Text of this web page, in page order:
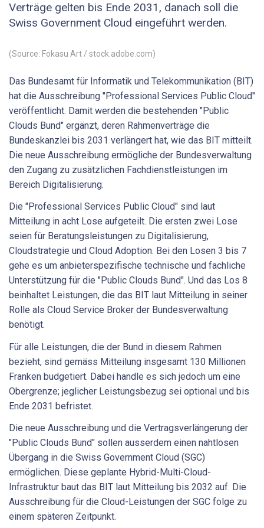
Verträge gelten bis Ende 2031, danach soll die
Swiss Government Cloud eingeführt werden.
(Source: Fokasu Art / stock.adobe.com)
Das Bundesamt für Informatik und Telekommunikation (BIT)
hat die Ausschreibung "Professional Services Public Cloud"
veröffentlicht. Damit werden die bestehenden "Public
Clouds Bund" ergänzt, deren Rahmenverträge die
Bundeskanzlei bis 2031 verlängert hat, wie das BIT mitteilt.
Die neue Ausschreibung ermögliche der Bundesverwaltung
den Zugang zu zusätzlichen Fachdienstleistungen im
Bereich Digitalisierung.
Die "Professional Services Public Cloud" sind laut
Mitteilung in acht Lose aufgeteilt. Die ersten zwei Lose
seien für Beratungsleistungen zu Digitalisierung,
Cloudstrategie und Cloud Adoption. Bei den Losen 3 bis 7
gehe es um anbieterspezifische technische und fachliche
Unterstützung für die "Public Clouds Bund". Und das Los 8
beinhaltet Leistungen, die das BIT laut Mitteilung in seiner
Rolle als Cloud Service Broker der Bundesverwaltung
benötigt.
Für alle Leistungen, die der Bund in diesem Rahmen
bezieht, sind gemäss Mitteilung insgesamt 130 Millionen
Franken budgetiert. Dabei handle es sich jedoch um eine
Obergrenze; jeglicher Leistungsbezug sei optional und bis
Ende 2031 befristet.
Die neue Ausschreibung und die Vertragsverlängerung der
"Public Clouds Bund" sollen ausserdem einen nahtlosen
Übergang in die Swiss Government Cloud (SGC)
ermöglichen. Diese geplante Hybrid-Multi-Cloud-
Infrastruktur baut das BIT laut Mitteilung bis 2032 auf. Die
Ausschreibung für die Cloud-Leistungen der SGC folge zu
einem späteren Zeitpunkt.